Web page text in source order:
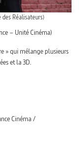
des Réalisateurs)
– Unité Cinéma)
» qui mélange plusieurs
et la 3D.
Cinéma /